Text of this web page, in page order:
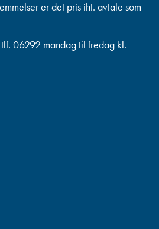
er det pris iht. avtale som
06292 mandag til fredag kl.